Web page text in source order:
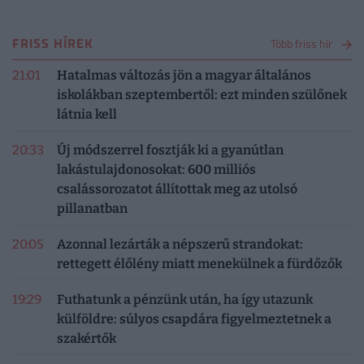
FRISS HÍREK Több friss hír
21:01
Hatalmas változás jön a magyar általános
iskolákban szeptembertől: ezt minden szülőnek
látnia kell
20:33
Új módszerrel fosztják ki a gyanútlan
lakástulajdonosokat: 600 milliós
csalássorozatot állítottak meg az utolsó
pillanatban
20:05
Azonnal lezárták a népszerű strandokat:
rettegett élőlény miatt menekülnek a fürdőzők
19:29
Futhatunk a pénzünk után, ha így utazunk
külföldre: súlyos csapdára figyelmeztetnek a
szakértők